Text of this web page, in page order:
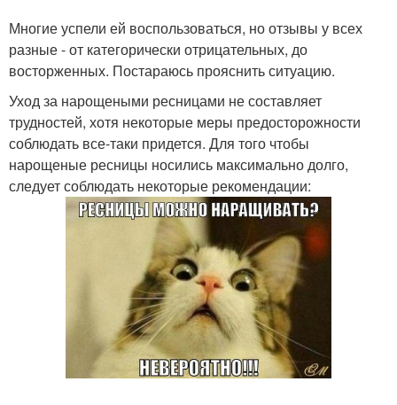
Многие успели ей воспользоваться, но отзывы у всех
разные - от категорически отрицательных, до
восторженных. Постараюсь прояснить ситуацию.
Уход за нарощеными ресницами не составляет
трудностей, хотя некоторые меры предосторожности
соблюдать все-таки придется. Для того чтобы
нарощеные ресницы носились максимально долго,
следует соблюдать некоторые рекомендации: